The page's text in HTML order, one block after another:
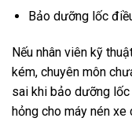
Bảo dưỡng lốc
Nếu nhân viên kỹ
kém, chuyên môn
sai khi bảo dưỡng lốc
hỏng cho máy nén xe